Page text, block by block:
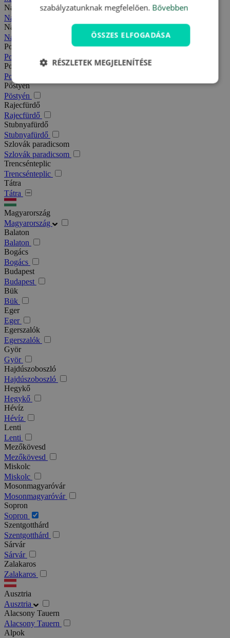
Nagy-Fátra
Nagy-Fátra
Nagymegyer
Nagymegyer
Podhajska
Podhajska
Pozsony
Pozsony
Pöstyén
Pöstyén
Rajecfürdő
Rajecfürdő
Stubnyafürdő
Stubnyafürdő
Szlovák paradicsom
Szlovák paradicsom
Trencsénteplic
Trencsénteplic
Tátra
Tátra
Magyarország
Magyarország
Balaton
Balaton
Bogács
Bogács
Budapest
Budapest
Bük
Bük
Eger
Eger
Egerszalók
Egerszalók
Györ
Györ
Hajdúszoboszló
Hajdúszoboszló
Hegykő
Hegykő
Hévíz
Hévíz
Lenti
Lenti
Mezőkövesd
Mezőkövesd
Miskolc
Miskolc
Mosonmagyaróvár
Mosonmagyaróvár
Sopron
Sopron
Szentgotthárd
Szentgotthárd
Sárvár
Sárvár
Zalakaros
Zalakaros
Ausztria
Ausztria
Alacsony Tauern
Alacsony Tauern
Alpok
szabályzatunknak megfelelően. Bővebben
ÖSSZES ELFOGADÁSA
RÉSZLETEK MEGJELENÍTÉSE